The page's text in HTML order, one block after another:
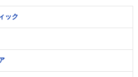
ック